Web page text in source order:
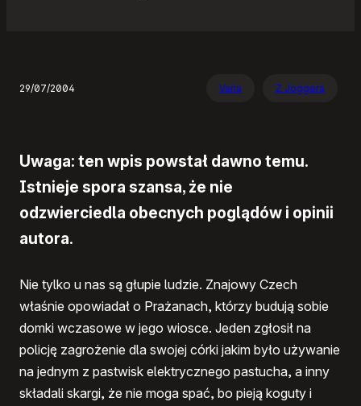
29/07/2004 Varia Z Joggera
Uwaga: ten wpis powstał dawno temu.
Istnieje spora szansa, że nie
odzwierciedla obecnych poglądów i opinii
autora.
Nie tylko u nas są głupie ludzie. Znajowy Czech
właśnie opowiadał o Prażanach, którzy budują sobie
domki wczasowe w jego wiosce. Jeden zgłosił na
policję zagrożenie dla swojej córki jakim było używanie
na jednym z pastwisk elektrycznego pastucha, a inny
składali skargi, że nie moga spać, bo pieją koguty i